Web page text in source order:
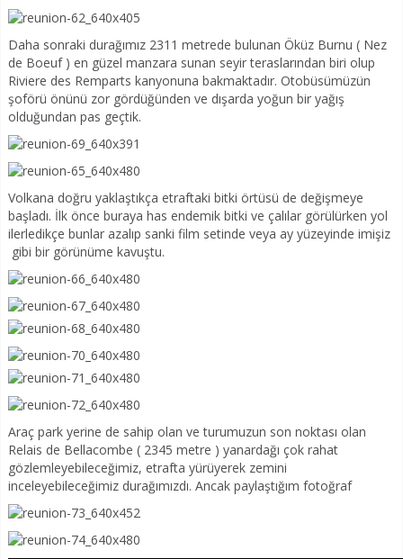
Daha sonraki durağımız 2311 metrede bulunan Öküz Burnu ( Nez
de Boeuf ) en güzel manzara sunan seyir teraslarından biri olup
Riviere des Remparts kanyonuna bakmaktadır. Otobüsümüzün
şoförü önünü zor gördüğünden ve dışarda yoğun bir yağış
olduğundan pas geçtik.
Volkana doğru yaklaştıkça etraftaki bitki örtüsü de değişmeye
başladı. İlk önce buraya has endemik bitki ve çalılar görülürken yol
ilerledikçe bunlar azalıp sanki film setinde veya ay yüzeyinde imişiz
gibi bir görünüme kavuştu.
Araç park yerine de sahip olan ve turumuzun son noktası olan
Relais de Bellacombe ( 2345 metre ) yanardağı çok rahat
gözlemleyebileceğimiz, etrafta yürüyerek zemini
inceleyebileceğimiz durağımızdı. Ancak paylaştığım fotoğraf